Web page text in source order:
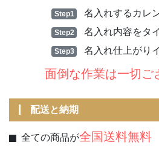
Step1 名入れするカレ
Step2 名入れ内容をタ
Step3 名入れ仕上がり
面倒な作業は一切ご
配送と納期
全ての商品が全国送料無料